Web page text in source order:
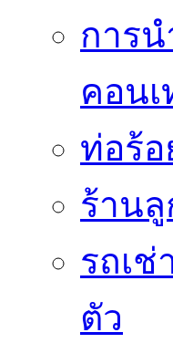
การ
คอนเ
ท่อร้
ร้าน
รถเ
ตัว